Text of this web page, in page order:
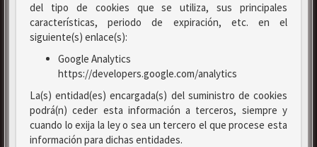
del tipo de cookies que se utiliza, sus principales
características, periodo de expiración, etc. en el
siguiente(s) enlace(s):
Google Analytics
https://developers.google.com/analytics
La(s) entidad(es) encargada(s) del suministro de cookies
podrá(n) ceder esta información a terceros, siempre y
cuando lo exija la ley o sea un tercero el que procese esta
información para dichas entidades.